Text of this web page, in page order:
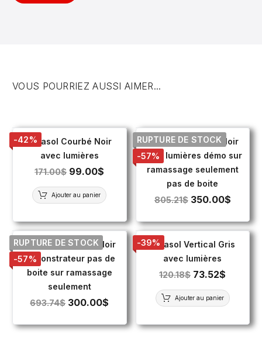
VOUS POURRIEZ AUSSI AIMER...
-42%Parasol Courbé Noir
avec lumières
171.00$ 99.00$
Ajouter au panier
RUPTURE DE STOCK
-57%
Parasol Pivotable Noir
avec lumières démo sur
ramassage seulement
pas de boite
805.21$ 350.00$
RUPTURE DE STOCK
-57%
Parasol Pivotable Noir
démonstrateur pas de
boite sur ramassage
seulement
693.74$ 300.00$
-39%Parasol Vertical Gris
avec lumières
120.18$ 73.52$
Ajouter au panier